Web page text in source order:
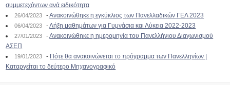
συμμετεχόντων ανά ειδικότητα
26/04/2023 -Ανακοινώθηκε η εγκύκλιος των Πανελλαδικών ΓΕΛ 2023
06/04/2023 -Λήξη μαθημάτων για Γυμνάσια και Λύκεια 2022-2023
27/01/2023 -Ανακοινώθηκε η ημερομηνία του Πανελλήνιου Διαγωνισμού
ΑΣΕΠ
19/01/2023 - Πότε θα ανακοινώνεται το πρόγραμμα των Πανελληνίων |
Καταργείται το δεύτερο Μηχανογραφικό